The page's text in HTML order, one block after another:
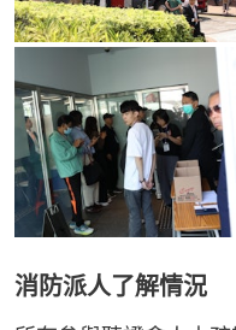
消防派人了解情況